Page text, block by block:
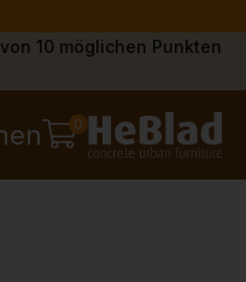
10 möglichen Punkten
0